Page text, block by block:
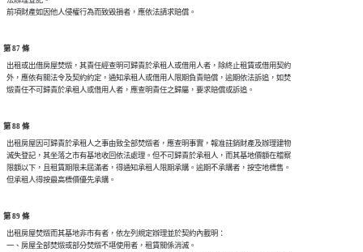
第 87 條
  出租或出借房屋焚燬，其責任經查明可歸責於承租人或借用人者，除終止租賃或借用契約
  外，應依有關法令及契約約定，通知承租人或借用人限期負責賠償，逾期依法訴追，如焚
第 88 條
  出租房屋因可歸責於承租人之事由致全部焚燬者，應查明事實，報准註銷財產及辦理建物
  滅失登記，其坐落之市有基地收回依法處理。但不可歸責於承租人，而其基地價額在稽察
  限額以下，且租賃期限未屆滿者，得通知承租人限期承購。逾期不承購者，按空地標售。
第 89 條
  出租房屋焚燬而其基地非市有者，依左列規定辦理並於契約內載明：
  一、房屋全部焚燬或部分焚燬不堪使用者，租賃關係消滅。